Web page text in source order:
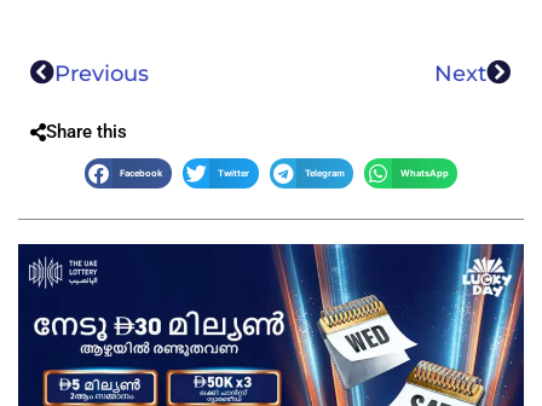
Previous Next
Share this
Facebook Twitter Telegram WhatsApp